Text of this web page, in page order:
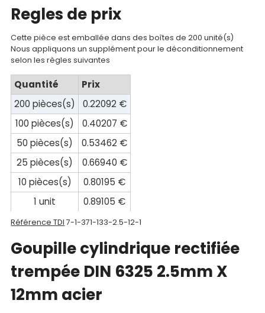
compte
Mon
panier
Contact
Regles de prix
Cette pièce est emballée dans des boîtes de 200 unité(s)
Nous appliquons un supplément pour le déconditionnement
selon les règles suivantes
Quantité
Prix
200 pièces(s)
0.22092 €
100 pièces(s)
0.40207 €
50 pièces(s)
0.53462 €
25 pièces(s)
0.66940 €
10 pièces(s)
0.80195 €
1 unit
0.89105 €
Référence TDI 7-1-371-133-2.5-12-1
Goupille cylindrique rectifiée
trempée DIN 6325 2.5mm X
12mm acier